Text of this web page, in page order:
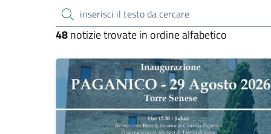
inserisci il testo da cercare
48notizie trovate in ordine alfabetico